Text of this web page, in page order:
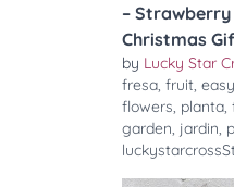
–
Christmas
by Lucky Star
fresa, fruit, easy
flowers, planta,
garden, jardin,